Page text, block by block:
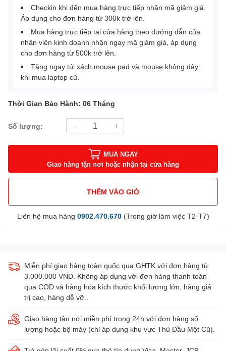
Checkin khi đến mua hàng trực tiếp nhận mã giảm giá.
Áp dụng cho đơn hàng từ 300k trở lên.
Mua hàng trực tiếp tại cửa hàng theo dướng dẫn của
nhân viên kinh doanh nhận ngay mã giảm giá, áp dụng
cho đơn hàng từ 500k trở lên.
Tặng ngay túi xách,mouse pad và mouse không dây
khi mua laptop cũ.
Thời Gian Bảo Hành: 06 Tháng
Số lượng:
MUA NGAY
Giao hàng tận nơi hoặc nhận tại cửa hàng
THÊM VÀO GIỎ
Liên hệ mua hàng 0902.470.670(Trong giờ làm việc T2-T7)
Miễn phí giao hàng toàn quốc qua GHTK với đơn hàng từ
3.000.000 VNĐ. Không áp dụng với đơn hàng thanh toán
qua COD và hàng hóa kích thước khối lượng lớn, hàng giá
trị cao, hàng dễ vỡ..
Giao hàng tận nơi miễn phí trong 24h với đơn hàng số
lượng hoặc bộ máy (chỉ áp dụng khu vực Thủ Dầu Một Cũ).